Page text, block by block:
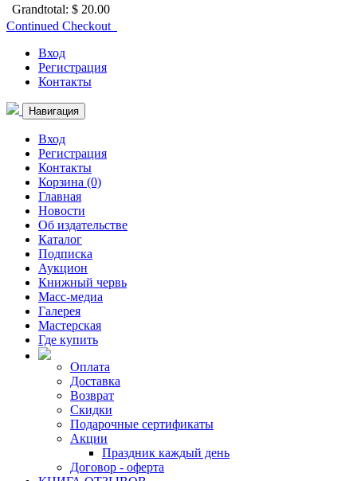
Grandtotal: $ 20.00
Continued Checkout
Вход
Регистрация
Контакты
Навигация
Вход
Регистрация
Контакты
Корзина (0)
Главная
Новости
Об издательстве
Каталог
Подписка
Аукцион
Книжный червь
Масс-медиа
Галерея
Мастерская
Где купить
Оплата
Доставка
Возврат
Скидки
Подарочные сертификаты
Акции
Праздник каждый день
Договор - оферта